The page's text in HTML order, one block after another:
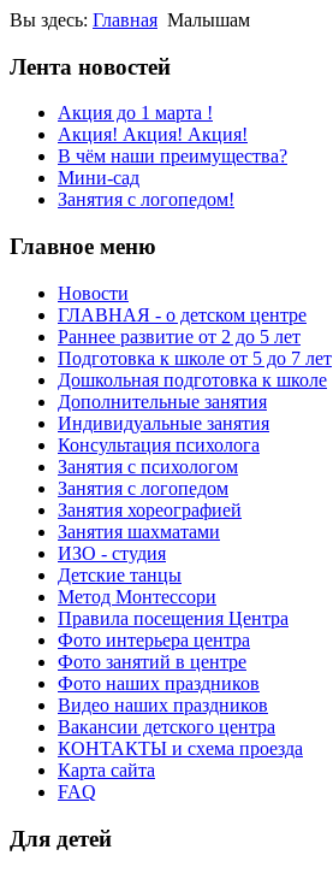
Вы здесь: Главная Малышам
Лента новостей
Акция до 1 марта !
Акция! Акция! Акция!
В чём наши преимущества?
Мини-сад
Занятия с логопедом!
Главное меню
Новости
ГЛАВНАЯ - о детском центре
Раннее развитие от 2 до 5 лет
Подготовка к школе от 5 до 7 лет
Дошкольная подготовка к школе
Дополнительные занятия
Индивидуальные занятия
Консультация психолога
Занятия с психологом
Занятия с логопедом
Занятия хореографией
Занятия шахматами
ИЗО - студия
Детские танцы
Метод Монтессори
Правила посещения Центра
Фото интерьера центра
Фото занятий в центре
Фото наших праздников
Видео наших праздников
Вакансии детского центра
КОНТАКТЫ и схема проезда
Карта сайта
FAQ
Для детей